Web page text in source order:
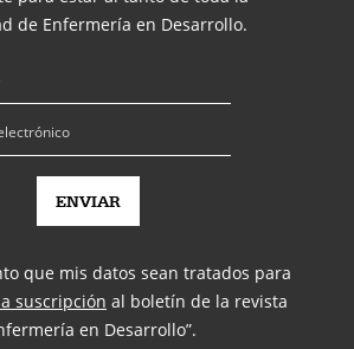
de Enfermería en Desarrollo.
que mis datos sean tratados para
suscripción al boletín de la revista
en Desarrollo”.